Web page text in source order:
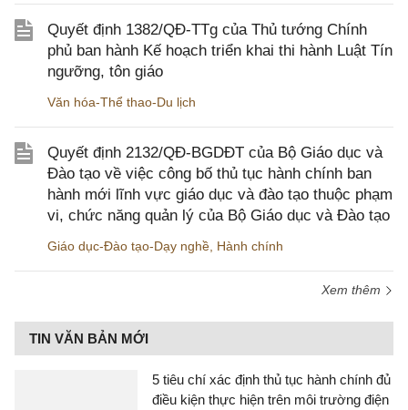
Quyết định 1382/QĐ-TTg của Thủ tướng Chính
phủ ban hành Kế hoạch triển khai thi hành Luật Tín
ngưỡng, tôn giáo
Văn hóa-Thể thao-Du lịch
Quyết định 2132/QĐ-BGDĐT của Bộ Giáo dục và
Đào tạo về việc công bố thủ tục hành chính ban
hành mới lĩnh vực giáo dục và đào tạo thuộc phạm
vi, chức năng quản lý của Bộ Giáo dục và Đào tạo
Giáo dục-Đào tạo-Dạy nghề Hành chính
Xem thêm
TIN VĂN BẢN MỚI
5 tiêu chí xác định thủ tục hành chính đủ
điều kiện thực hiện trên môi trường điện